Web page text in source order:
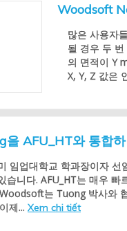
Woodsoft
많은 사용자
될 경우 두
의 면적이 Y
X, Y, Z 값은
AFU_HT와 통합
임업대학교 학과장이자
습니다. AFU_HT는 매우
는 Tuong 박사와
제... Xem chi tiết